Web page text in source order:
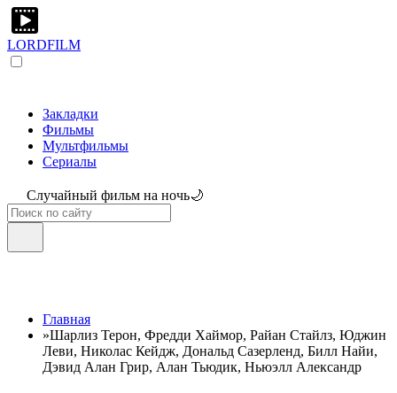
LORDFILM
Закладки
Фильмы
Мультфильмы
Сериалы
Случайный фильм на ночь🌙
Главная
»Шарлиз Терон, Фредди Хаймор, Райан Стайлз, Юджин
Леви, Николас Кейдж, Дональд Сазерленд, Билл Найи,
Дэвид Алан Грир, Алан Тьюдик, Ньюэлл Александр